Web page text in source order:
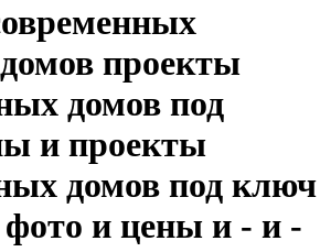
проекты
домов под
и проекты
домов под ключ
и цены и - и -